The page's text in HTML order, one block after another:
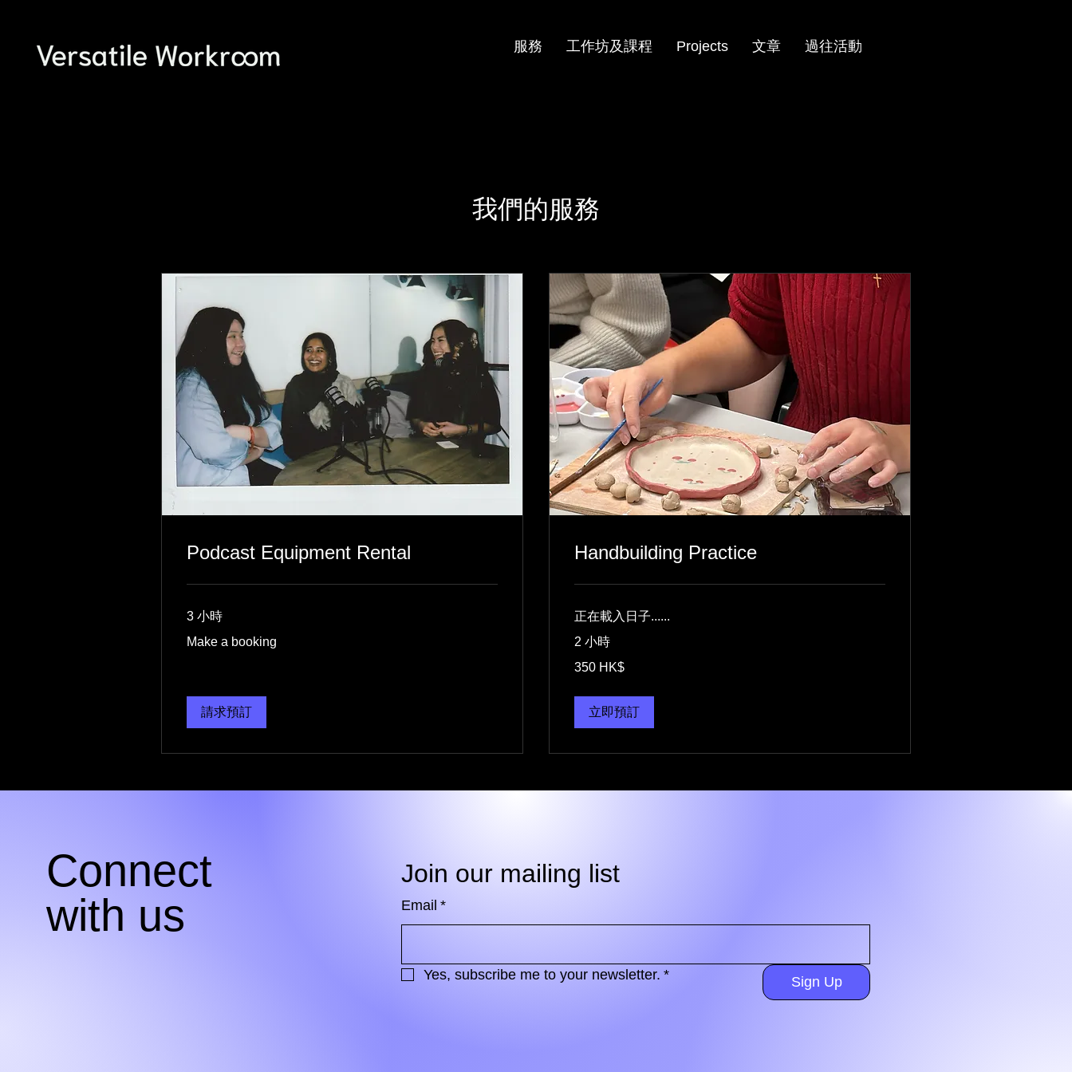
服務 工作坊及課程 Projects 文章 過往活動
我們的服務
Podcast Equipment Rental
3 小時
a
Make a booking
請求預訂
Handbuilding Practice
正在載入日子......
2 小時
Hongkong-
350 HK$
立即預訂
Connect
with us
Join our mailing list
Email *
Yes, subscribe me to your newsletter. * Sign Up